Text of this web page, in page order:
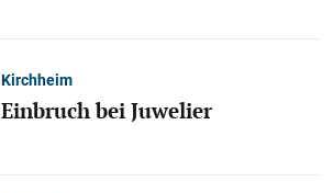
Kirchheim
Einbruch bei Juwelier